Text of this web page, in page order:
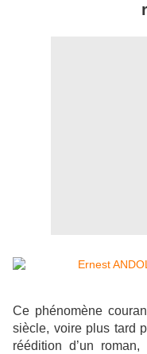
Ce phénomène
siècle, voire plus tard
réédition d’un